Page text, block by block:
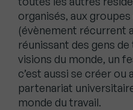
organisés, aux
(évènement récurrent
réunissant des gens
visions du monde, un
c’est aussi se créer
partenariat
monde du travail.